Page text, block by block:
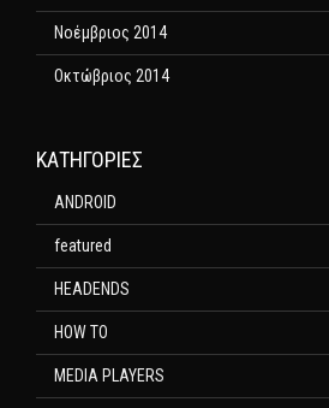
Νοέμβριος 2014
Οκτώβριος 2014
KΑΤΗΓΟΡΊΕΣ
ANDROID
featured
HEADENDS
HOW TO
MEDIA PLAYERS